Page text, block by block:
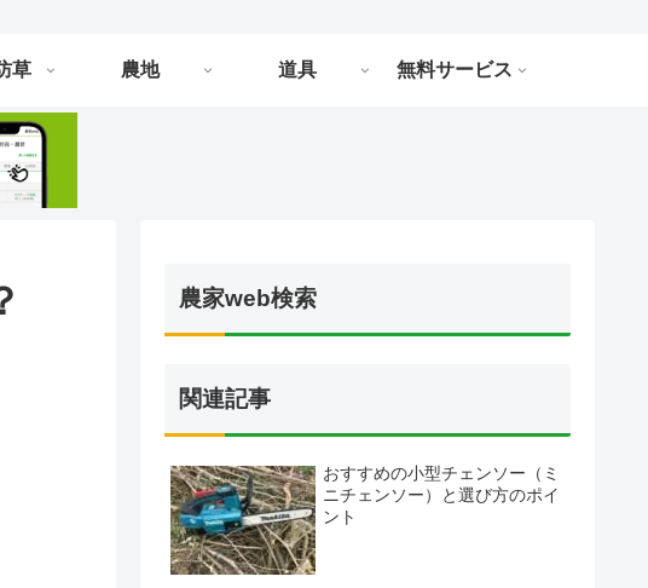
草 農地 道具 無料サービス
農家web検索
関連記事
おすすめの小型チェンソー（ミ
ニチェンソー）と選び方のポイ
ント